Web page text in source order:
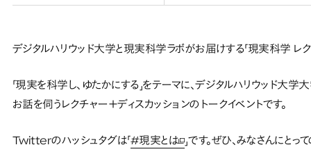
デジタルハリウッド大学と現実科学ラボがお届けする「現実科学 レク
「現実を科学し、ゆたかにする」をテーマに、デジタルハリウッド
お話を伺うレクチャー＋ディスカッションのトークイベントです。
Twitterのハッシュタグは「#現実とは新しいタブで開く
」です。ぜひ、みなさんにとっ